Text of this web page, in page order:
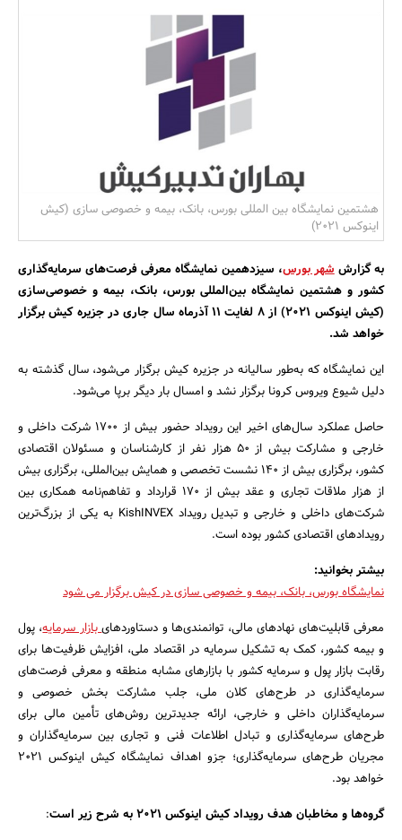
جستجو
هشتمین نمایشگاه بین المللی بورس، بانک، بیمه و خصوصی سازی (کیش
اینوکس 2021)
به گزارششهر بورس، سیزدهمین نمایشگاه معرفی فرصت‌های سرمایه‌گذاری
کشور و هشتمین نمایشگاه بین‌المللی بورس، بانک، بیمه و خصوصی‌سازی
(کیش اینوکس 2021) از 8 لغایت 11 آذرماه سال جاری در جزیره کیش برگزار
خواهد شد.
این نمایشگاه که به‌طور سالیانه در جزیره کیش برگزار می‌شود، سال گذشته به
دلیل شیوع ویروس کرونا برگزار نشد و امسال بار دیگر برپا می‌شود.
حاصل عملکرد سال‌های اخیر این رویداد حضور بیش از 1700 شرکت داخلی و
خارجی و مشارکت بیش از 50 هزار نفر از کارشناسان و مسئولان اقتصادی
کشور، برگزاری بیش از 140 نشست تخصصی و همایش بین‌المللی، برگزاری بیش
از هزار ملاقات تجاری و عقد بیش از 170 قرارداد و تفاهم‌نامه همکاری بین
شرکت‌های داخلی و خارجی و تبدیل رویداد KishINVEX به یکی از بزرگ‌ترین
رویدادهای اقتصادی کشور بوده است.
بیشتر بخوانید:
نمایشگاه بورس، بانک، بیمه و خصوصی سازی در کیش برگزار می شود
معرفی قابلیت‌های نهادهای مالی، توانمندی‌ها و دستاوردهایبازار سرمایه، پول
و بیمه کشور، کمک به تشکیل سرمایه در اقتصاد ملی، افزایش ظرفیت‌ها برای
رقابت بازار پول و سرمایه کشور با بازارهای مشابه منطقه و معرفی فرصت‌های
سرمایه‌گذاری در طرح‌های کلان ملی، جلب مشارکت بخش خصوصی و
سرمایه‌گذاران داخلی و خارجی، ارائه جدیدترین روش‌های تأمین مالی برای
طرح‌های سرمایه‌گذاری و تبادل اطلاعات فنی و تجاری بین سرمایه‌گذاران و
مجریان طرح‌های سرمایه‌گذاری؛ جزو اهداف نمایشگاه کیش اینوکس 2021
خواهد بود.
گروه‌ها و مخاطبان هدف رویداد کیش اینوکس 2021 به شرح زیر است
: